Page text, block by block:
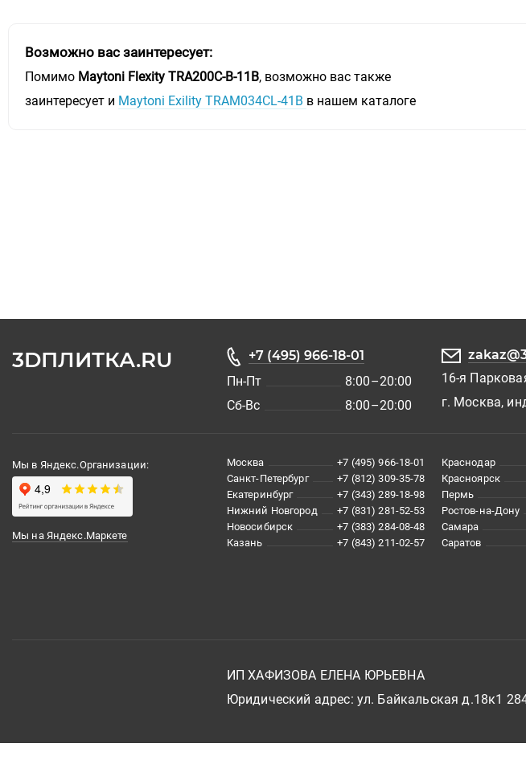
Возможно вас заинтересует:
Помимо Maytoni Flexity TRA200C-B-11B, возможно вас также
заинтересует и Maytoni Exility TRAM034CL-41B в нашем каталоге
3DПЛИТКА.RU
+7 (495) 966-18-01
Пн-Пт
8:00–20:00
Сб-Вс
8:00–20:00
16-я
г. Москва,
Мы в Яндекс.Организации:
Мы на Яндекс.Маркете
Москва
+7 (495) 966-18-01
Санкт-Петербург
+7 (812) 309-35-78
Екатеринбург
+7 (343) 289-18-98
Нижний Новгород
+7 (831) 281-52-53
Новосибирск
+7 (383) 284-08-48
Казань
+7 (843) 211-02-57
Краснодар
Красноярск
Пермь
Ростов-на-Дону
Самара
Саратов
ИП ХАФИЗОВА ЕЛЕНА ЮРЬЕВНА
Юридический адрес: ул. Байкальская д.18к1